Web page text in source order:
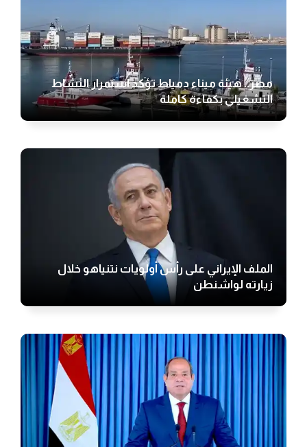
مصر.. هيئة ميناء دمياط تؤكد استمرار النشاط
التشغيلي بكفاءة كاملة
الملف الإيراني على رأس أولويات نتنياهو خلال
زيارته لواشنطن